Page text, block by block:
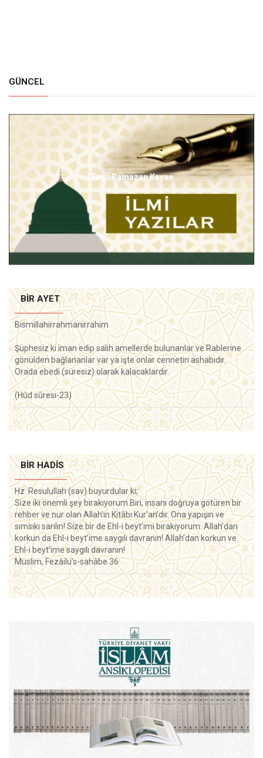
GÜNCEL
Taş...Ramazan Kayan
BIR AYET
Bismillahirrahmanirrahim
Şüphesiz ki iman edip salih amellerde bulunanlar ve Rablerine
gönülden bağlananlar var ya işte onlar cennetin ashabıdır.
Orada ebedi (süresiz) olarak kalacaklardır.
(Hûd sûresi-23)
BIR HADIS
Hz. Resulullah (sav) buyurdular ki;
Size iki önemli şey bırakıyorum.Biri, insanı doğruya götüren bir
rehber ve nur olan Allah’ın Kitâbı Kur’an’dır. Ona yapışın ve
sımsıkı sarılın! Size bir de Ehl-i beyt’imi bırakıyorum. Allah’dan
korkun da Ehl-i beyt’ime saygılı davranın! Allah’dan korkun ve
Ehl-i beyt’ime saygılı davranın!
Müslim, Fezâilü’s-sahâbe 36